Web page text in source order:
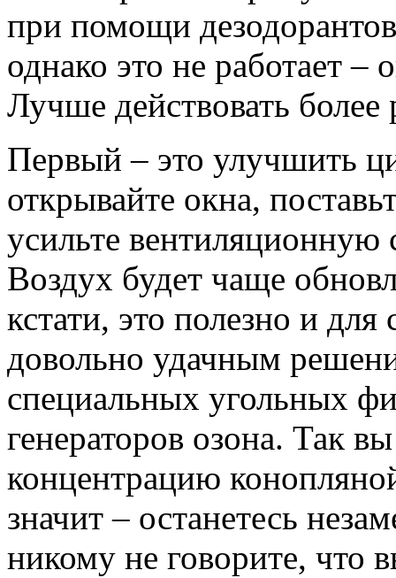
при помощи
однако это не работает
Лучше действовать
Первый – это улучшить
открывайте окна,
усильте
Воздух будет чаще
кстати, это полезно и
довольно удачным
специальных угольных
генераторов озона. Так
концентрацию
значит – останетесь
никому не говорите, что